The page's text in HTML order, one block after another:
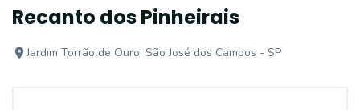
Recanto dos Pinheirais
Jardim Torrão de Ouro, São José dos Campos - SP